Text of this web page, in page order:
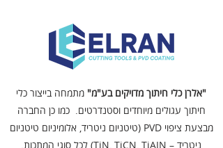
"אלרן כלי חיתוך מדויקים בע"מ" מתמחה בייצור כלי
חיתוך עגולים מיוחדים וסטנדרטים. כמו כן החברה
מבצעת ציפוי PVD (טיטניום ניטריד, אלומיניום טיטניום
ניטריד – TiN, TiCN, TiAIN) לכל סוגי המתכות.